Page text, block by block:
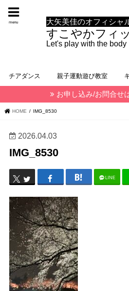
大矢美佳のオフィシャ
すこやかフィ
Let's play with the body
menu
チアダンス 親子運動遊び教室
お申し込み/お問合せ
HOME IMG_8530
2026.04.03
IMG_8530
LINE